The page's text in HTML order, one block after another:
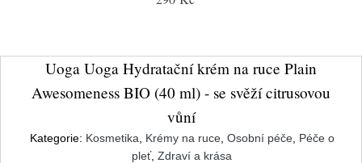
Uoga Uoga Hydratační krém na ruce Plain
Awesomeness BIO (40 ml) - se svěží citrusovou
vůní
Kategorie: Kosmetika Krémy na ruce, Osobní péče, Péče o
pleť, Zdraví a krása